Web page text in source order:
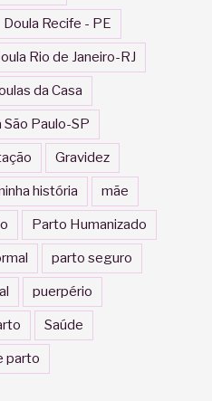
Doula Recife - PE
Rio de Janeiro-RJ
da Casa
São Paulo-SP
Gravidez
história mãe
Parto Humanizado
parto seguro
puerpério
Saúde
parto